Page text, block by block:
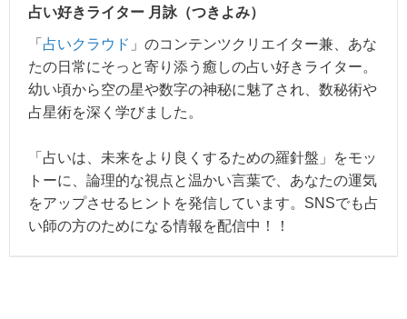
占い好きライター 月詠（つきよみ）
「 占いクラウド 」のコンテンツクリエイター兼、あな
たの日常にそっと寄り添う癒しの占い好きライター。
幼い頃から空の星や数字の神秘に魅了され、数秘術や
占星術を深く学びました。
「占いは、未来をより良くするための羅針盤」をモッ
トーに、論理的な視点と温かい言葉で、あなたの運気
をアップさせるヒントを発信しています。SNSでも占
い師の方のためになる情報を配信中！！